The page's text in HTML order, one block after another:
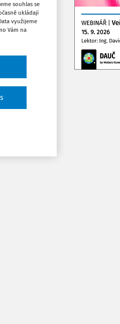
Tisknout
Sdílet
Poznámka
souhlas se
ukládají
využijeme
Vám na